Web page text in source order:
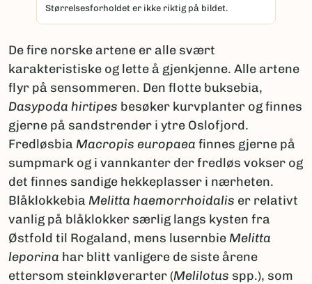
Størrelsesforholdet er ikke riktig på bildet.
De fire norske artene er alle svært
karakteristiske og lette å gjenkjenne. Alle artene
flyr på sensommeren. Den flotte buksebia,
Dasypoda hirtipes besøker kurvplanter og finnes
gjerne på sandstrender i ytre Oslofjord.
Fredløsbia Macropis europaea finnes gjerne på
sumpmark og i vannkanter der fredløs vokser og
det finnes sandige hekkeplasser i nærheten.
Blåklokkebia Melitta haemorrhoidalis er relativt
vanlig på blåklokker særlig langs kysten fra
Østfold til Rogaland, mens lusernbie Melitta
leporina har blitt vanligere de siste årene
ettersom steinkløverarter (Melilotus spp.), som